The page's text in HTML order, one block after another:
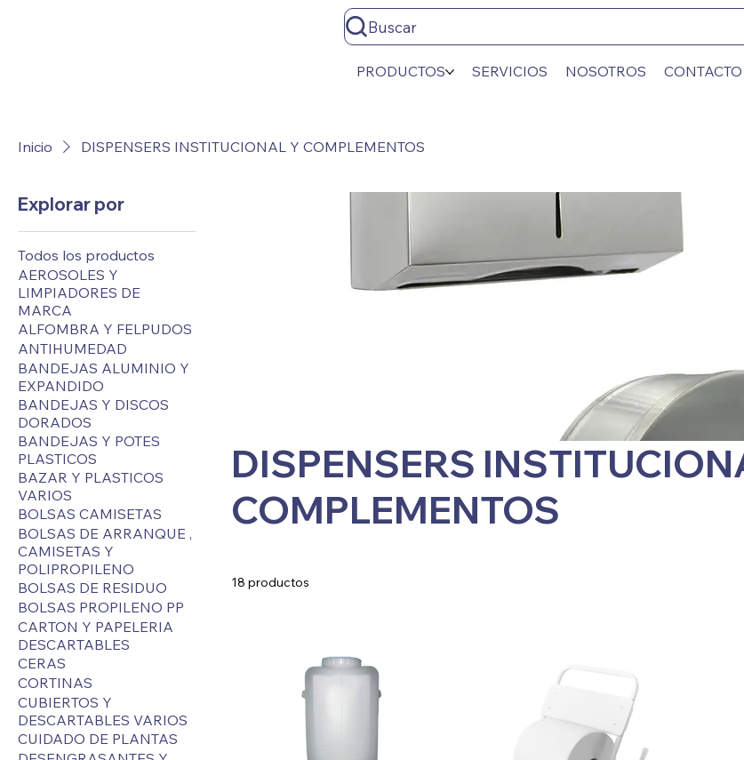
Buscar
PRODUCTOS SERVICIOS NOSOTROS CONTACTO
Inicio DISPENSERS INSTITUCIONAL Y COMPLEMENTOS
Explorar por
Todos los productos
AEROSOLES Y
LIMPIADORES DE
MARCA
ALFOMBRA Y FELPUDOS
ANTIHUMEDAD
BANDEJAS ALUMINIO Y
EXPANDIDO
BANDEJAS Y DISCOS
DORADOS
BANDEJAS Y POTES
PLASTICOS
BAZAR Y PLASTICOS
VARIOS
BOLSAS CAMISETAS
BOLSAS DE ARRANQUE ,
CAMISETAS Y
POLIPROPILENO
BOLSAS DE RESIDUO
BOLSAS PROPILENO PP
CARTON Y PAPELERIA
DESCARTABLES
CERAS
CORTINAS
CUBIERTOS Y
DESCARTABLES VARIOS
CUIDADO DE PLANTAS
DISPENSERS
COMPLEMENTOS
18 productos